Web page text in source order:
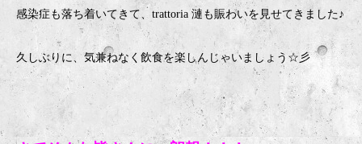
感染症も落ち着いてきて、trattoria 漣も賑わいを見せてきました♪
久しぶりに、気兼ねなく飲食を楽しんじゃいましょう☆彡